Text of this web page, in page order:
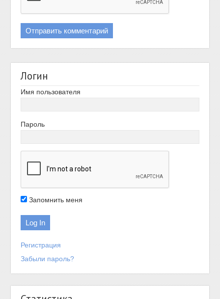
Логин
Имя пользователя
Пароль
Запомнить меня
Регистрация
Забыли пароль?